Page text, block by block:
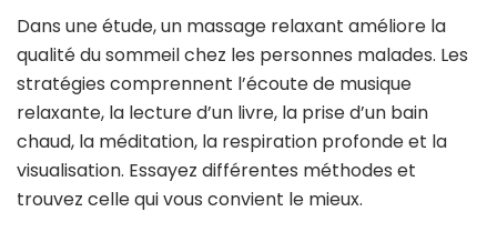
Dans une étude, un massage relaxant améliore la
qualité du sommeil chez les personnes malades. Les
stratégies comprennent l’écoute de musique
relaxante, la lecture d’un livre, la prise d’un bain
chaud, la méditation, la respiration profonde et la
visualisation. Essayez différentes méthodes et
trouvez celle qui vous convient le mieux.